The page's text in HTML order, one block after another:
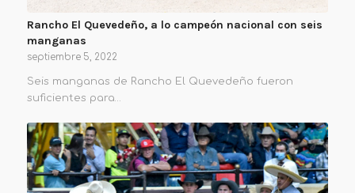
Rancho El Quevedeño, a lo campeón nacional con seis
manganas
septiembre 5, 2022
Seis manganas de Rancho El Quevedeño fueron
suficientes para…